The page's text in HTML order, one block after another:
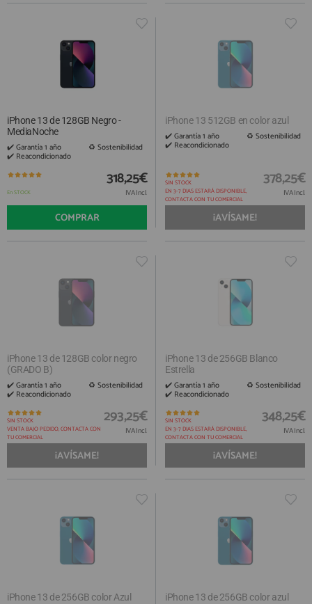
iPhone 13 de 128GB Negro -
MediaNoche
✔️ Garantía 1 año ​ ♻️ Sostenibilidad
✔️ Reacondicionado
En STOCK
318,25€
IVA Incl.
COMPRAR
iPhone 13 512GB en color azul
✔️ Garantía 1 año ​ ♻️ Sostenibilidad
✔️ Reacondicionado
SIN STOCK
EN 3-7 DIAS ESTARÁ DISPONIBLE,
CONTACTA CON TU COMERCIAL
378,25€
IVA Incl.
¡AVÍSAME!
iPhone 13 de 128GB color negro
(GRADO B)
✔️ Garantía 1 año ​ ♻️ Sostenibilidad
✔️ Reacondicionado
SIN STOCK
VENTA BAJO PEDIDO, CONTACTA CON
TU COMERCIAL
293,25€
IVA Incl.
¡AVÍSAME!
iPhone 13 de 256GB Blanco
Estrella
✔️ Garantía 1 año ​ ♻️ Sostenibilidad
✔️ Reacondicionado
SIN STOCK
EN 3-7 DIAS ESTARÁ DISPONIBLE,
CONTACTA CON TU COMERCIAL
348,25€
IVA Incl.
¡AVÍSAME!
iPhone 13 de 256GB color Azul
iPhone 13 de 256GB color azul